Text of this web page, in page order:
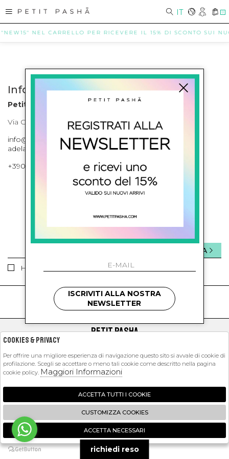
IT 0
NEL CARRELLO PER RICEVERE IL 15% DI SCONTO SUI
Info contatti
Petit Pasha
Via Cilea, 255 Napoli Corso Umberto I 301 Napoli
info@petitpasha.com, petitpasha@hotmail.it,
adelaide.petitpasha@hotmail.com
+39081643421 , +390812351280
ISCRIVITI ALLA NEWSLETTER
Ho letto ed accettato le condizioni sulla privacy.
INVIA
kids
PETIT PASHA
EXTRA
2026 Petit Pasha - P.iva : 09423341214 Powered by
Zucchetti
🍪
ISCRIVITI ALLA NOSTRA
NEWSLETTER
richiedi reso
Cookies & Privacy
Per offrire una migliore esperienza di navigazione questo sito si avvale di cookie di
profilazione. Scegli se accettare o meno tali cookie come descritto nella pagina
cookie policy. Maggiori Informazioni
ACCETTA TUTTI I COOKIE
CUSTOMIZZA COOKIES
ACCETTA NECESSARI